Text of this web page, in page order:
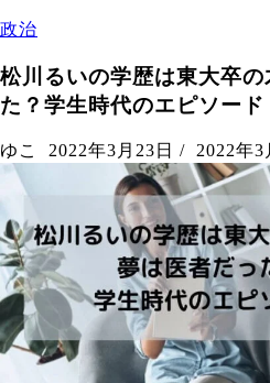
政治
松川るいの学歴は東大卒
た？学生時代のエピソード
ゆこ 2022年3月23日 / 2022年3